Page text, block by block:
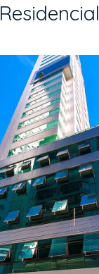
Residencial